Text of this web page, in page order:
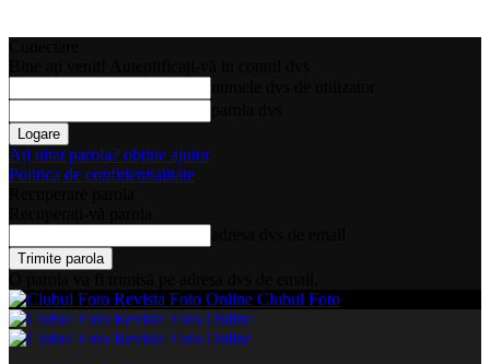
Ați uitat parola? obține ajutor
Politica de confidentialitate
Clubul Foto